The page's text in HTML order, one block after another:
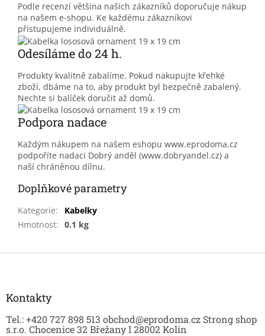
Podle recenzí většina našich zákazníků doporučuje nákup
na našem e-shopu. Ke každému zákazníkovi
přistupujeme individuálně.
Odesíláme do 24 h.
Produkty kvalitně zabalíme. Pokud nakupujte křehké
zboží, dbáme na to, aby produkt byl bezpečně zabalený.
Nechte si balíček doručit až domů.
Podpora nadace
Každým nákupem na našem eshopu www.eprodoma.cz
podpoříte nadaci Dobrý anděl (www.dobryandel.cz) a
naší chráněnou dílnu.
Doplňkové parametry
Kategorie:
Kabelky
Hmotnost: 0.1 kg
Z
Kontakty
Tel.: +420 727 898 513 obchod@eprodoma.cz Strong shop
s.r.o. Chocenice 32 Břežany I 28002 Kolín